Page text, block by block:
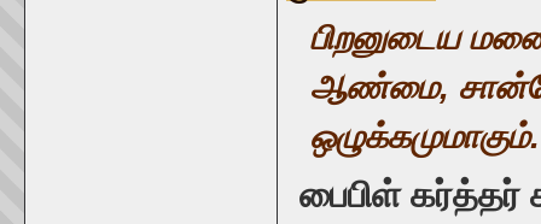
பிறனுடைய
ஆண்மை,
ஒழுக்கமுமாகும்.
பைபிள்